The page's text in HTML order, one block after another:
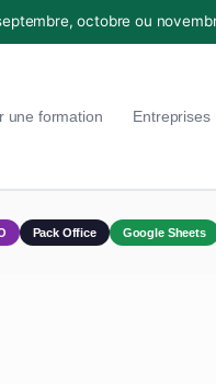
octobre ou
une formation Entreprises
Pack Office Google Sheets